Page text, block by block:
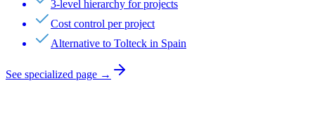
3-level hierarchy for projects
Cost control per project
Alternative to Tolteck in Spain
See specialized page →